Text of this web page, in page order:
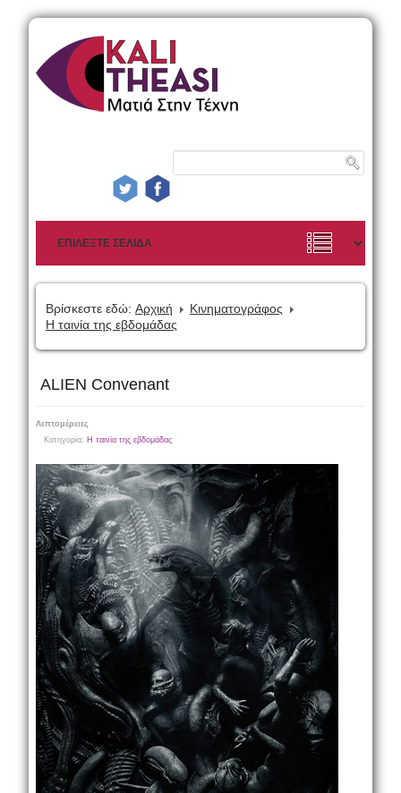
Βρίσκεστε εδώ: Αρχική
Κινηματογράφος
Η ταινία της εβδομάδας
ALIEN Convenant
Λεπτομέρειες
Κατηγορία: Η ταινία της εβδομάδας